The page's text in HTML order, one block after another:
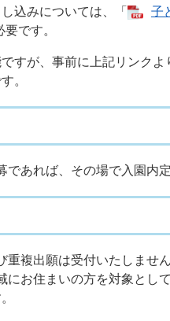
込みについては、「
子
です。
すが、事前に上記リンク
。
であれば、その場で入園内
重複出願は受付いたしません
にお住まいの方を対象とし